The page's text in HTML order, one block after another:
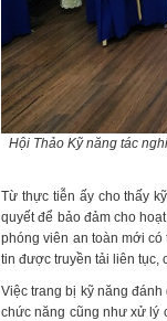
Hội Thảo Kỹ năng tác
Từ thực tiễn ấy cho thấy
quyết để bảo đảm cho
phóng viên an toàn mới có
tin được truyền tải liên tục,
Việc trang bị kỹ năng
chức năng cũng như xử lý